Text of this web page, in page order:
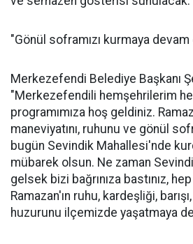
"Gönül soframızı kurmaya
Merkezefendi Belediye Başkanı
"Merkezefendili hemşehrilerim
programımıza hoş geldiniz.
maneviyatını, ruhunu ve gönül
bugün Sevindik Mahallesi'nde
mübarek olsun. Ne zaman
gelsek bizi bağrınıza bastınız,
Ramazan'ın ruhu, kardeşliği,
huzurunu ilçemizde yaşatmaya